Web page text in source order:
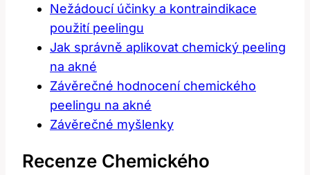
Nežádoucí účinky a kontraindikace
použití peelingu
Jak správně aplikovat chemický peeling
na akné
Závěrečné hodnocení chemického
peelingu na akné
Závěrečné myšlenky
Recenze Chemického